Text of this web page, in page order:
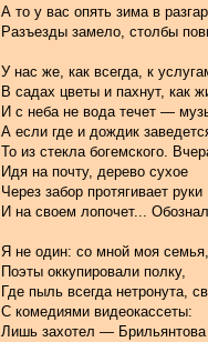
А то у вас опять зима в
Разъезды замело, столбы
У нас же, как всегда, к
В садах цветы и пахнут, как
И с неба не вода течет —
А если где и дождик
То из стекла богемского.
Идя на почту, дерево сухое
Через забор протягивает руки
И на своем лопочет...
Я не один: со мной моя семья,
Поэты оккупировали полку,
Где пыль всегда нетронута,
С комедиями видеокассеты:
Лишь захотел — Брильянтова